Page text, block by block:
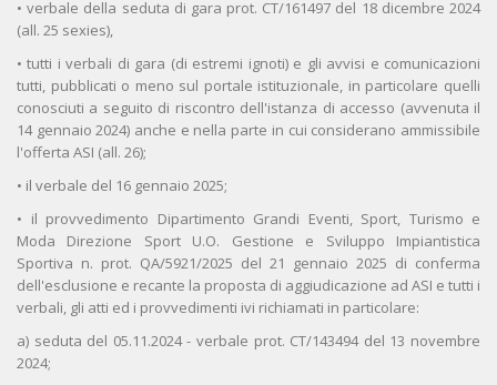
• verbale della seduta di gara prot. CT/161497 del 18 dicembre 2024
(all. 25 sexies),
• tutti i verbali di gara (di estremi ignoti) e gli avvisi e comunicazioni
tutti, pubblicati o meno sul portale istituzionale, in particolare quelli
conosciuti a seguito di riscontro dell'istanza di accesso (avvenuta il
14 gennaio 2024) anche e nella parte in cui considerano ammissibile
l'offerta ASI (all. 26);
• il verbale del 16 gennaio 2025;
• il provvedimento Dipartimento Grandi Eventi, Sport, Turismo e
Moda Direzione Sport U.O. Gestione e Sviluppo Impiantistica
Sportiva n. prot. QA/5921/2025 del 21 gennaio 2025 di conferma
dell'esclusione e recante la proposta di aggiudicazione ad ASI e tutti i
verbali, gli atti ed i provvedimenti ivi richiamati in particolare:
a) seduta del 05.11.2024 - verbale prot. CT/143494 del 13 novembre
2024;